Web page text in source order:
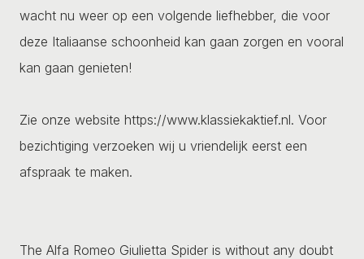
wacht nu weer op een volgende liefhebber, die voor
deze Italiaanse schoonheid kan gaan zorgen en vooral
kan gaan genieten!
Zie onze website https://www.klassiekaktief.nl. Voor
bezichtiging verzoeken wij u vriendelijk eerst een
afspraak te maken.
The Alfa Romeo Giulietta Spider is without any doubt